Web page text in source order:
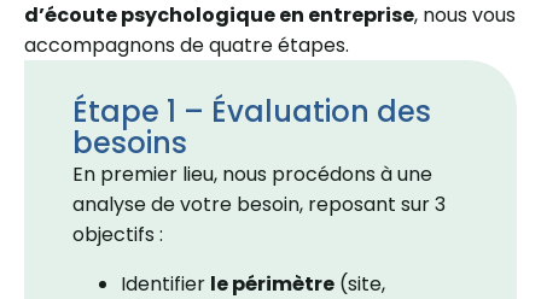
d’écoute psychologique en entreprise, nous vous
accompagnons de quatre étapes.
Étape 1 – Évaluation des
besoins
En premier lieu, nous procédons à une
analyse de votre besoin, reposant sur 3
objectifs :
Identifier le périmètre (site,